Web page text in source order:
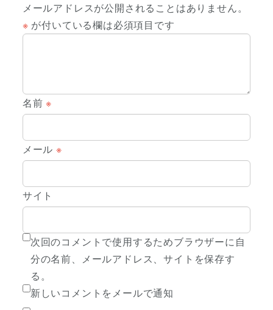
メールアドレスが公開されることはありません。
※ が付いている欄は必須項目です
名前※
メール ※
サイト
次回のコメントで使用するためブラウザーに自
分の名前、メールアドレス、サイトを保存す
る。
新しいコメントをメールで通知